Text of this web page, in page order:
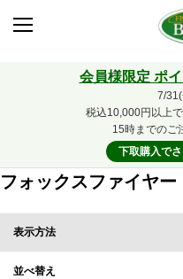
会員様限定 ポ
7/
税込10,000円以上
15時までのご
下取購入で
フォックスファイヤー
表示方法
並べ替え